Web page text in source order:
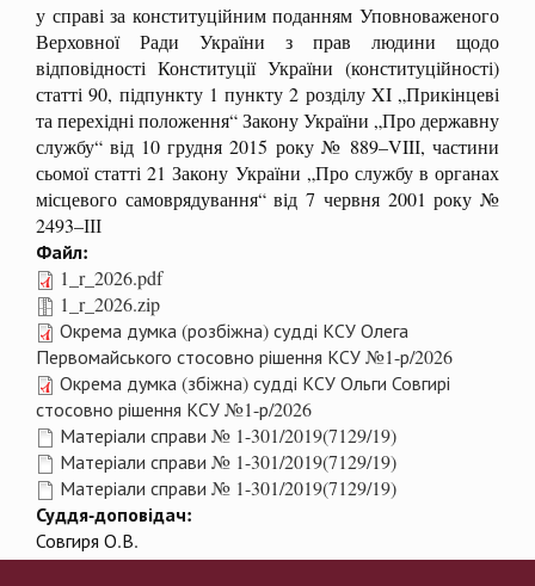
у справі за конституційним поданням Уповноваженого
Верховної Ради України з прав людини щодо
відповідності Конституції України (конституційності)
статті 90, підпункту 1 пункту 2 розділу XI „Прикінцеві
та перехідні положення“ Закону України „Про державну
службу“ від 10 грудня 2015 року № 889–VIIІ, частини
сьомої статті 21 Закону України „Про службу в органах
місцевого самоврядування“ від 7 червня 2001 року №
2493–ІІІ
Файл:
1_r_2026.pdf
1_r_2026.zip
Окрема думка (розбіжна) судді КСУ Олега
Первомайського стосовно рішення КСУ №1-р/2026
Окрема думка (збіжна) судді КСУ Ольги Совгирі
стосовно рішення КСУ №1-р/2026
Матеріали справи № 1-301/2019(7129/19)
Матеріали справи № 1-301/2019(7129/19)
Матеріали справи № 1-301/2019(7129/19)
Суддя-доповідач:
Совгиря О.В.